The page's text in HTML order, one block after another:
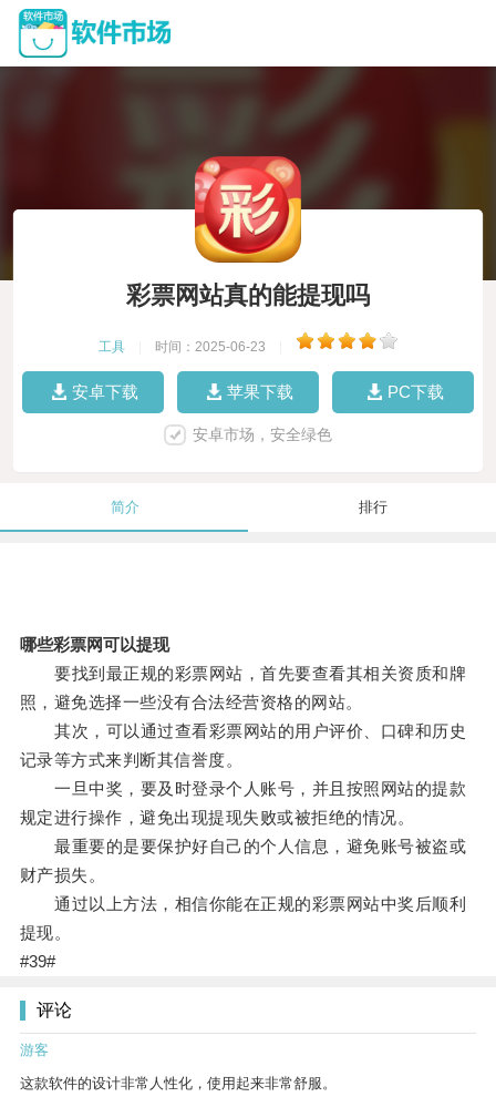
彩票网站真的能提现吗
工具 时间：2025-06-23
安卓下载 苹果下载 PC下载
安卓市场，安全绿色
简介 排行
哪些彩票网可以提现
要找到最正规的彩票网站，首先要查看其相关资质和牌
照，避免选择一些没有合法经营资格的网站。
其次，可以通过查看彩票网站的用户评价、口碑和历史
记录等方式来判断其信誉度。
一旦中奖，要及时登录个人账号，并且按照网站的提款
规定进行操作，避免出现提现失败或被拒绝的情况。
最重要的是要保护好自己的个人信息，避免账号被盗或
财产损失。
通过以上方法，相信你能在正规的彩票网站中奖后顺利
提现。
#39#
评论
游客
这款软件的设计非常人性化，使用起来非常舒服。